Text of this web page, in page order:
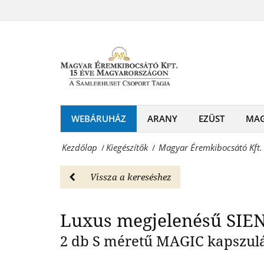
-
díszboboz
2
db
méretű
MAGIC
WEBÁRUHÁZ ARANY EZÜST
Kezdőlap /Kiegészítők / Magyar Éremkibocsátó
Vissza a kereséshez
Luxus megjelenésű
2 db S méretű MAGIC
MAGIC
Kiegészítők
Éremkibocsátó
Kft.